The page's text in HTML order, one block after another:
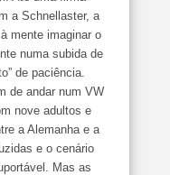
a Schnellaster, a
mente imaginar o
numa subida de
de paciência.
de andar num VW
nove adultos e
a Alemanha e a
e o cenário
Mas as